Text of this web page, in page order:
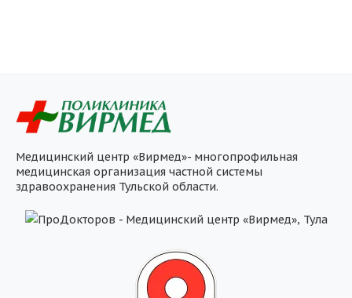
Медицинский центр «Вирмед»- многопрофильная
медицинская организация частной системы
здравоохранения Тульской области.